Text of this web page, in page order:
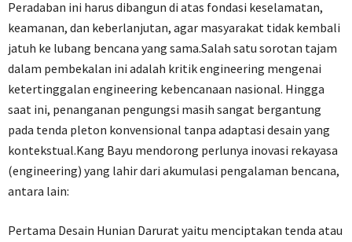
Peradaban ini harus dibangun di atas fondasi keselamatan,
keamanan, dan keberlanjutan, agar masyarakat tidak kembali
jatuh ke lubang bencana yang sama.Salah satu sorotan tajam
dalam pembekalan ini adalah kritik engineering mengenai
ketertinggalan engineering kebencanaan nasional. Hingga
saat ini, penanganan pengungsi masih sangat bergantung
pada tenda pleton konvensional tanpa adaptasi desain yang
kontekstual.Kang Bayu mendorong perlunya inovasi rekayasa
(engineering) yang lahir dari akumulasi pengalaman bencana,
antara lain:
Pertama Desain Hunian Darurat yaitu menciptakan tenda atau